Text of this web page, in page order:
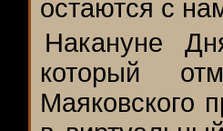
остаются с
Накануне
который
Маяковского